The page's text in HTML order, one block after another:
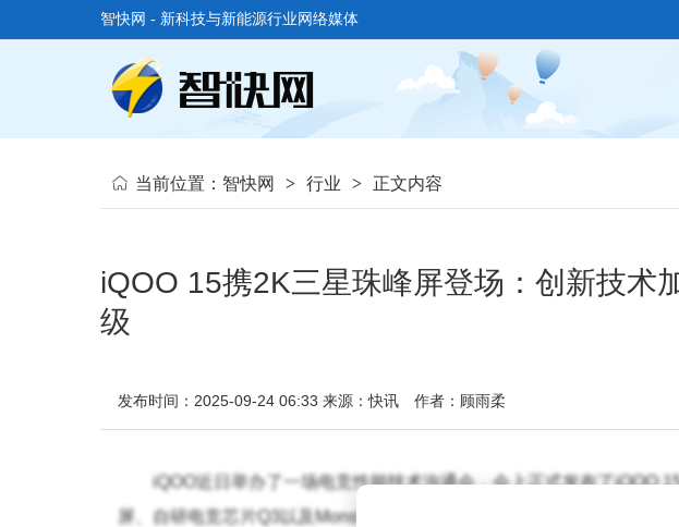
智快网 - 新科技与新能源行业网络媒体
当前位置： 智快网 > 行业 > 正文内容
iQOO 15携2K三星珠峰屏登场：创新技术
级
发布时间：2025-09-24 06:33 来源：快讯 作者：顾雨柔
iQOO近日举办了一场电竞性能技术沟通会，会上正式发布了iQOO
屏、自研电竞芯片Q3以及Monster超核引擎，为游戏玩家带来了前所未有